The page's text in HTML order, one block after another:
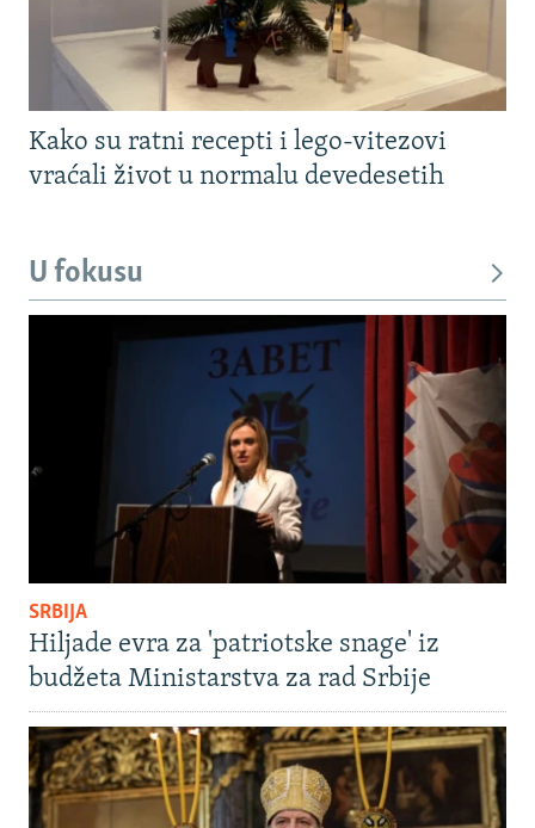
Kako su ratni recepti i lego-vitezovi
vraćali život u normalu devedesetih
U fokusu
SRBIJA
Hiljade evra za 'patriotske snage' iz
budžeta Ministarstva za rad Srbije